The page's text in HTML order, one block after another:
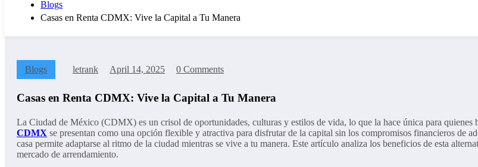
Blogs
Casas en Renta CDMX: Vive la Capital a Tu Manera
Blogs letrank April 14, 2025 0 Comments
Casas en Renta CDMX: Vive la Capital a Tu Manera
La Ciudad de México (CDMX) es un crisol de oportunidades, culturas y estilos de vida, lo que la hace única para quienes
CDMX se presentan como una opción flexible y atractiva para disfrutar de la capital sin los compromisos financieros de
casa permite adaptarse al ritmo de la ciudad mientras se vive a tu manera. Este artículo analiza los beneficios de esta
mercado de arrendamiento.